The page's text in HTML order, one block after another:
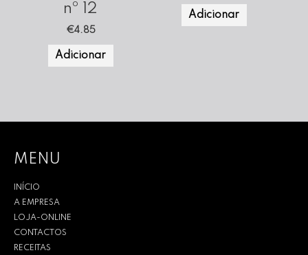
nº 12
€4.85
Adicionar
Adicionar
MENU
INÍCIO
A EMPRESA
LOJA-ONLINE
CONTACTOS
RECEITAS